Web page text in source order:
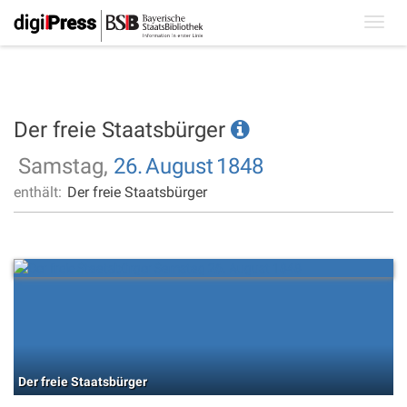
Der freie Staatsbürger
Samstag, 26.August 1848
enthält: Der freie Staatsbürger
Der freie Staatsbürger